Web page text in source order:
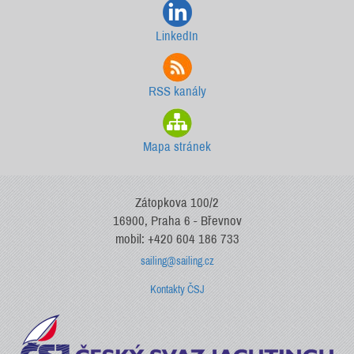
LinkedIn
RSS kanály
Mapa stránek
Zátopkova 100/2
16900, Praha 6 - Břevnov
mobil: +420 604 186 733
sailing@sailing.cz
Kontakty ČSJ